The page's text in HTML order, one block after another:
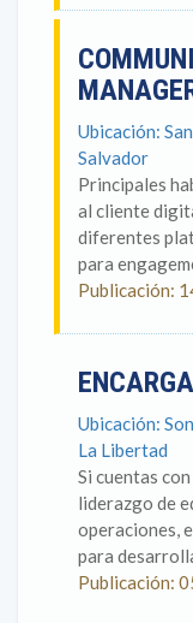
Ubicación:
Salvador
Principales
al cliente
diferentes
para
Publicación:
Ubicación:
La Libertad
Si cuentas
liderazgo de
operaciones,
para
Publicación: